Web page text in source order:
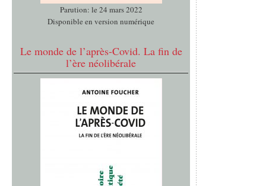
Parution: le 24 mars 2022
Disponible en version numérique
Le monde de l’après-Covid. La fin de
l’ère néolibérale